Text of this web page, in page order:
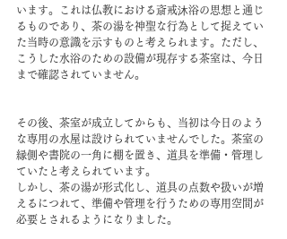
います。これは仏教における斎戒沐浴の思想と通じ
るものであり、茶の湯を神聖な行為として捉えてい
た当時の意識を示すものと考えられます。ただし、
こうした水浴のための設備が現存する茶室は、今日
まで確認されていません。
その後、茶室が成立してからも、当初は今日のよう
な専用の水屋は設けられていませんでした。茶室の
縁側や書院の一角に棚を置き、道具を準備・管理し
ていたと考えられています。
しかし、茶の湯が形式化し、道具の点数や扱いが増
えるにつれて、準備や管理を行うための専用空間が
必要とされるようになりました。